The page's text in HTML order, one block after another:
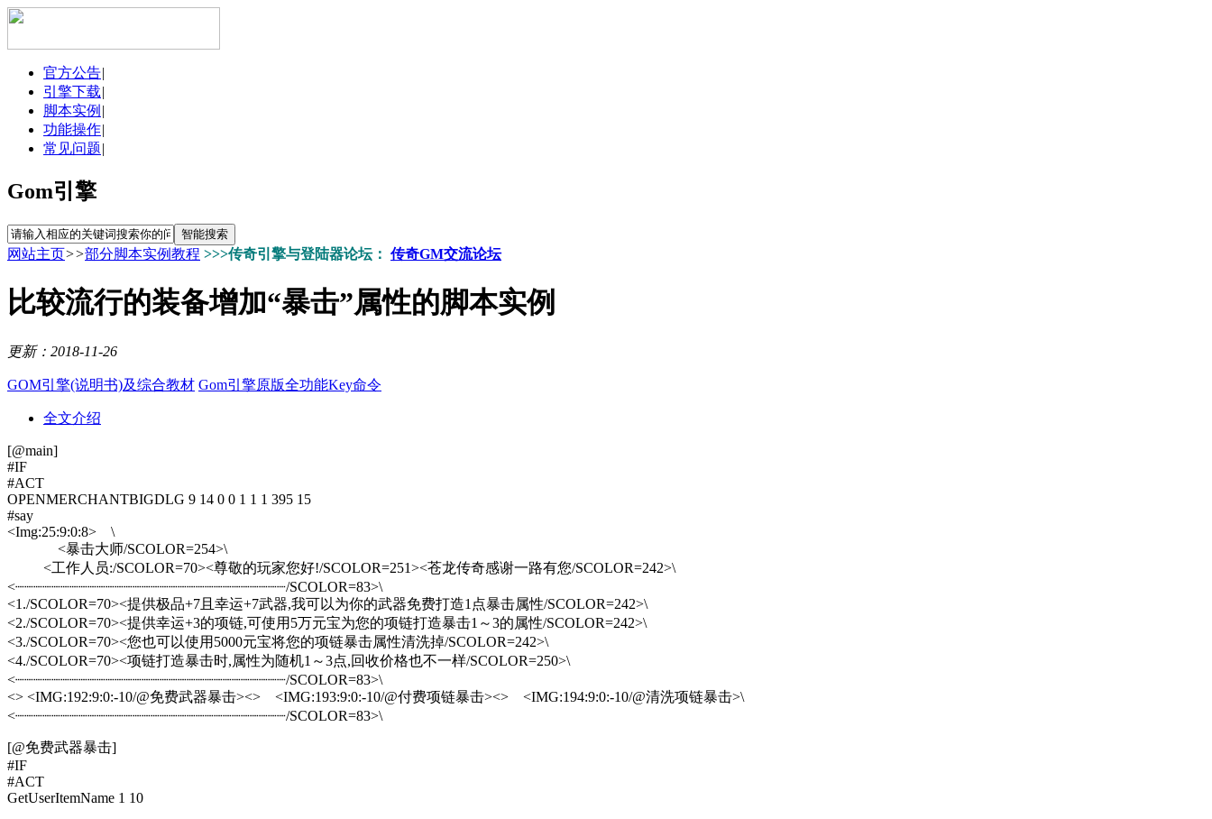
官方公告|
引擎下载|
脚本实例 |
功能操作|
常见问题|
Gom引擎
网站主页>>部分脚本实例教程 >>>传奇引擎与登陆器论坛： 传奇GM交流论坛
比较流行的装备增加“暴击”属性的脚本实例
更新：2018-11-26
GOM引擎(说明书)及综合教材 Gom引擎原版全功能Key命令
全文介绍
[@main]
#IF
#ACT
OPENMERCHANTBIGDLG 9 14 0 0 1 1 1 395 15
#say
<Img:25:9:0:8> \
<暴击大师/SCOLOR=254>\
<工作人员:/SCOLOR=70><尊敬的玩家您好!/SCOLOR=251><苍龙传奇感谢一路有您/SCOLOR=242>\
<┈┈┈┈┈┈┈┈┈┈┈┈┈┈┈┈┈┈┈┈┈┈┈┈┈┈┈┈┈┈/SCOLOR=83>\
<1./SCOLOR=70><提供极品+7且幸运+7武器,我可以为你的武器免费打造1点暴击属性/SCOLOR=242>\
<2./SCOLOR=70><提供幸运+3的项链,可使用5万元宝为您的项链打造暴击1～3的属性/SCOLOR=242>\
<3./SCOLOR=70><您也可以使用5000元宝将您的项链暴击属性清洗掉/SCOLOR=242>\
<4./SCOLOR=70><项链打造暴击时,属性为随机1～3点,回收价格也不一样/SCOLOR=250>\
<┈┈┈┈┈┈┈┈┈┈┈┈┈┈┈┈┈┈┈┈┈┈┈┈┈┈┈┈┈┈/SCOLOR=83>\
<> <IMG:192:9:0:-10/@免费武器暴击><> <IMG:193:9:0:-10/@付费项链暴击><> <IMG:194:9:0:-10/@清洗项链暴击>\
<┈┈┈┈┈┈┈┈┈┈┈┈┈┈┈┈┈┈┈┈┈┈┈┈┈┈┈┈┈┈/SCOLOR=83>\
[@免费武器暴击]
#IF
#ACT
GetUserItemName 1 10